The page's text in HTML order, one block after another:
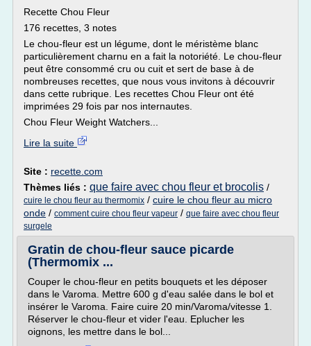
Recette Chou Fleur
176 recettes, 3 notes
Le chou-fleur est un légume, dont le méristème blanc
particulièrement charnu en a fait la notoriété. Le chou-fleur
peut être consommé cru ou cuit et sert de base à de
nombreuses recettes, que nous vous invitons à découvrir
dans cette rubrique. Les recettes Chou Fleur ont été
imprimées 29 fois par nos internautes.
Chou Fleur Weight Watchers...
Lire la suite
Site : recette.com
Thèmes liés : que faire avec chou fleur et brocolis /
cuire le chou fleur au thermomix / cuire le chou fleur au micro
onde / comment cuire chou fleur vapeur / que faire avec chou fleur
surgele
Gratin de chou-fleur sauce picarde
(Thermomix ...
Couper le chou-fleur en petits bouquets et les déposer
dans le Varoma. Mettre 600 g d'eau salée dans le bol et
insérer le Varoma. Faire cuire 20 min/Varoma/vitesse 1.
Réserver le chou-fleur et vider l'eau. Eplucher les
oignons, les mettre dans le bol...